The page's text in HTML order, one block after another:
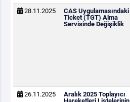
28.11.2025
CAS Uygulamasındaki
Ticket (TGT) Alma
Servisinde Değişiklik
26.11.2025
Aralık 2025 Toplayıcı